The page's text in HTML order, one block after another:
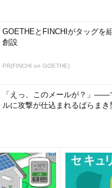
GOETHEとFINCHIがタッグを
創設
PR(FINCHI on GOETHE)
「えっ、このメールが？」――
ルに攻撃が仕込まれるばらま